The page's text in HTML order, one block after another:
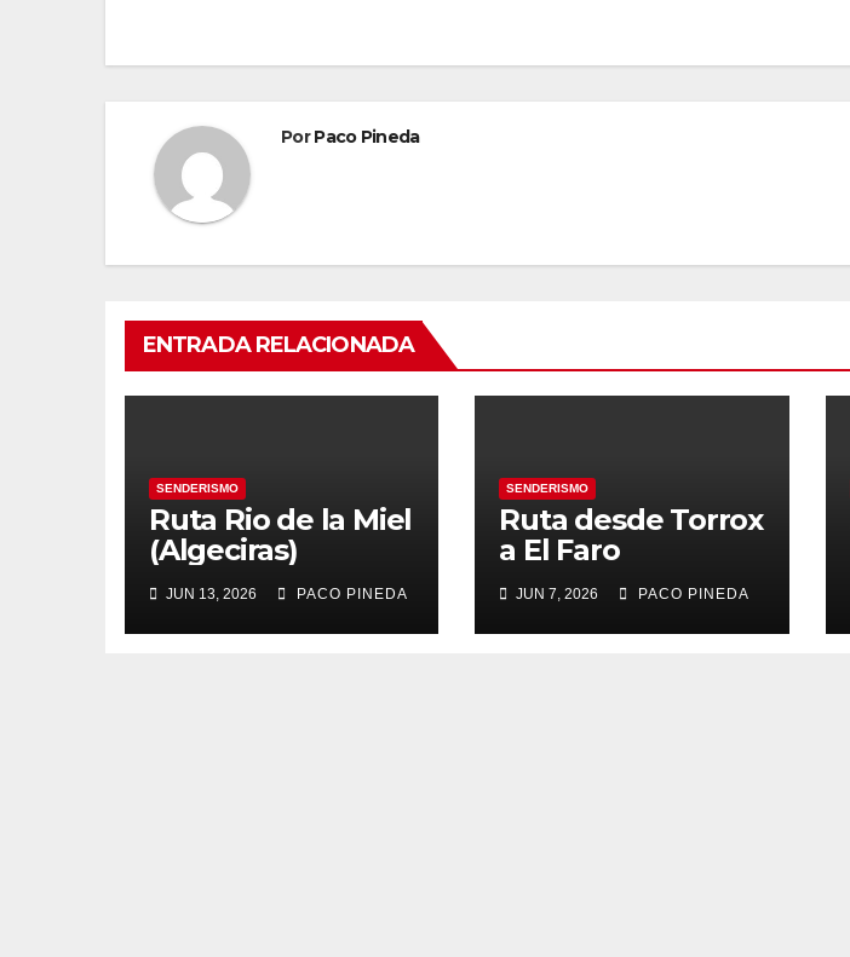
PorPaco Pineda
ENTRADA RELACIONADA
SENDERISMO
Ruta Rio de la Miel
(Algeciras)
JUN 13, 2026 PACO PINEDA
SENDERISMO
Ruta desde Torrox
a El Faro
JUN 7, 2026 PACO PINEDA